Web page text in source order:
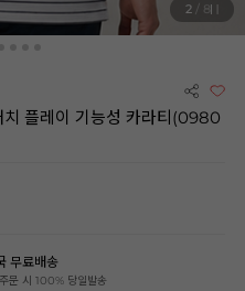
2 / 8
치 플레이 기능성 카라티(0980
무료배송
문 시 100% 당일발송